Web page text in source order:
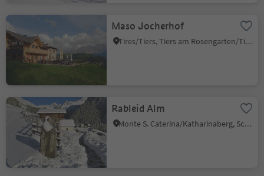
Maso Jocherhof
Tires/Tiers, Tiers am Rosengarten/Tires al Catinaccio, Dolomites Region Seiser Alm
Rableid Alm
Monte S. Caterina/Katharinaberg, Schnals/Senales, Vinschgau/Val Venosta